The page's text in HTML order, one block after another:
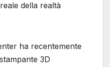
della realtà
ha recentemente
3D